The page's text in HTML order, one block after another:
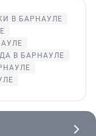
В БАРНАУЛЕ
В БАРНАУЛЕ